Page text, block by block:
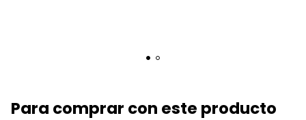
Para comprar con este producto